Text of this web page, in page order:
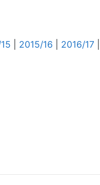
2015/16 2016/17